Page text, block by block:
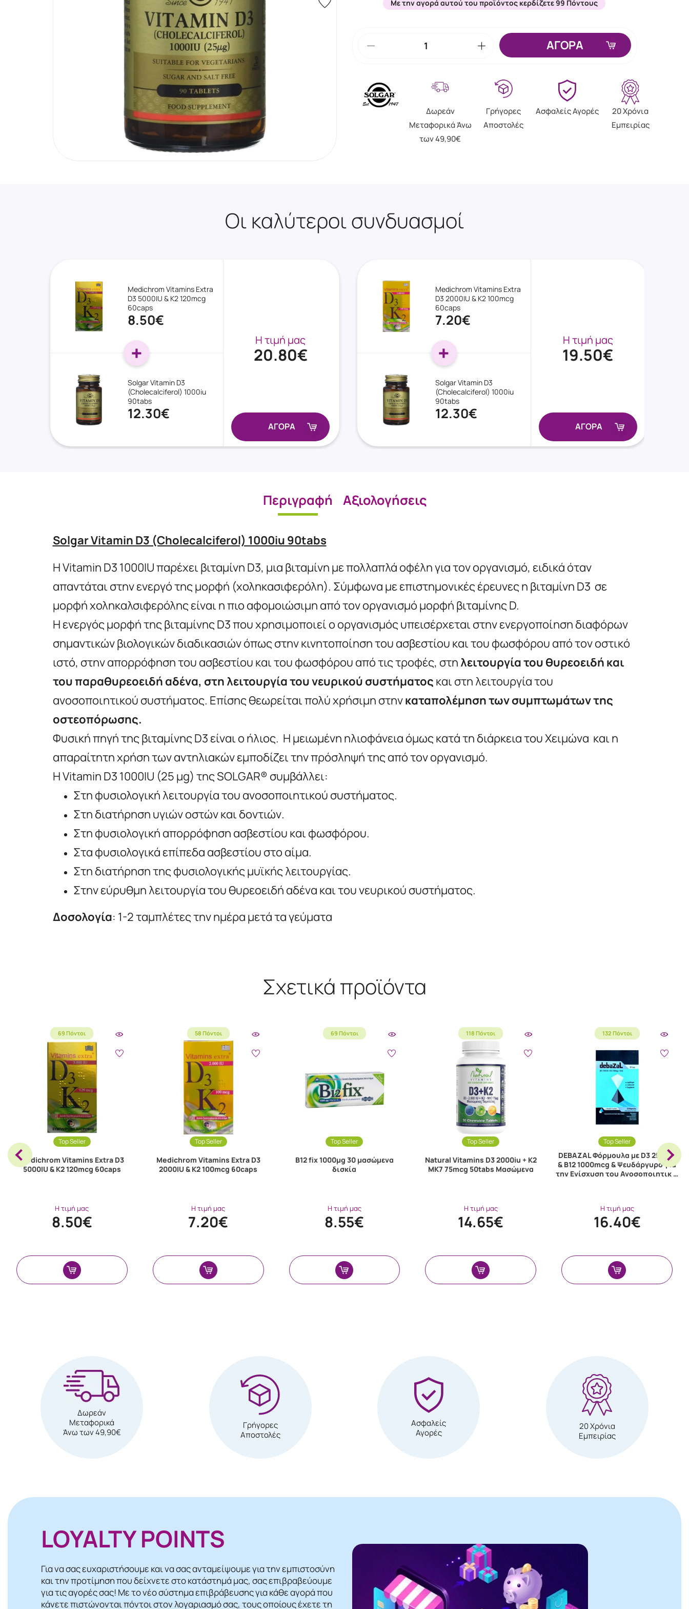
Με την αγορά αυτού του προϊόντος κερδίζετε 99 Πόντους
ΑΓΟΡΑ
Δωρεάν
Μεταφορικά Άνω
των 49,90€
Γρήγορες
Αποστολές
Ασφαλείς Αγορές
20 Χρόνια
Εμπειρίας
Οι καλύτεροι συνδυασμοί
Medichrom Vitamins Extra
D3 5000IU & K2 120mcg
60caps
8.50€
Solgar Vitamin D3
(Cholecalciferol) 1000iu
90tabs
12.30€
Η τιμή μας
20.80€
ΑΓΟΡΑ
Medichrom Vitamins Extra
D3 2000IU & K2 100mcg
60caps
7.20€
Solgar Vitamin D3
(Cholecalciferol) 1000iu
90tabs
12.30€
Η τιμή μας
19.50€
ΑΓΟΡΑ
Περιγραφή Αξιολογήσεις
Solgar Vitamin D3 (Cholecalciferol) 1000iu 90tabs
Η Vitamin D3 1000IU παρέχει βιταμίνη D3, μια βιταμίνη με πολλαπλά οφέλη για τον οργανισμό, ειδικά όταν
απαντάται στην ενεργό της μορφή (χοληκασιφερόλη). Σύμφωνα με επιστημονικές έρευνες η βιταμίνη D3 σε
μορφή χοληκαλσιφερόλης είναι η πιο αφομοιώσιμη από τον οργανισμό μορφή βιταμίνης D.
Η ενεργός μορφή της βιταμίνης D3 που χρησιμοποιεί ο οργανισμός υπεισέρχεται στην ενεργοποίηση διαφόρων
σημαντικών βιολογικών διαδικασιών όπως στην κινητοποίηση του ασβεστίου και του φωσφόρου από τον οστικό
ιστό, στην απορρόφηση του ασβεστίου και του φωσφόρου από τις τροφές, στη λειτουργία του θυρεοειδή και
του παραθυρεοειδή αδένα, στη λειτουργία του νευρικού συστήματος και στη λειτουργία του
ανοσοποιητικού συστήματος. Επίσης θεωρείται πολύ χρήσιμη στηνκαταπολέμηση των συμπτωμάτων της
οστεοπόρωσης.
Φυσική πηγή της βιταμίνης D3 είναι ο ήλιος. Η μειωμένη ηλιοφάνεια όμως κατά τη διάρκεια του Χειμώνα και η
απαραίτητη χρήση των αντηλιακών εμποδίζει την πρόσληψή της από τον οργανισμό.
Η Vitamin D3 1000IU (25 µg) της SOLGAR® συμβάλλει:
Στη φυσιολογική λειτουργία του ανοσοποιητικού συστήματος.
Στη διατήρηση υγιών οστών και δοντιών.
Στη φυσιολογική απορρόφηση ασβεστίου και φωσφόρου.
Στα φυσιολογικά επίπεδα ασβεστίου στο αίμα.
Στη διατήρηση της φυσιολογικής μυϊκής λειτουργίας.
Στην εύρυθμη λειτουργία του θυρεοειδή αδένα και του νευρικού συστήματος.
Δοσολογία: 1-2 ταμπλέτες την ημέρα μετά τα γεύματα
Σχετικά προϊόντα
69 Πόντοι
Top Seller
Medichrom Vitamins Extra D3
5000IU & K2 120mcg 60caps
Η τιμή μας
8.50€
58 Πόντοι
Top Seller
Medichrom Vitamins Extra D3
2000IU & K2 100mcg 60caps
Η τιμή μας
7.20€
69 Πόντοι
Top Seller
B12 fix 1000μg 30 μασώμενα
δισκία
Η τιμή μας
8.55€
118 Πόντοι
Top Seller
Natural Vitamins D3 2000iu + K2
MK7 75mcg 50tabs Μασώμενα
Η τιμή μας
14.65€
132 Πόντοι
Top Seller
DEBAZAL Φόρμουλα με D3 2500iu
& B12 1000mcg & Ψευδάργυρο για
την Ενίσχυση του Ανοσοποιητικ …
Η τιμή μας
16.40€
Δωρεάν
Μεταφορικά
Άνω των 49,90€
Γρήγορες
Αποστολές
Ασφαλείς
Αγορές
20 Χρόνια
Εμπειρίας
LOYALTY POINTS
Για να σας ευχαριστήσουμε και να σας ανταμείψουμε για την εμπιστοσύνη
και την προτίμηση που δείχνετε στο κατάστημά μας, σας επιβραβεύουμε
για τις αγορές σας! Mε το νέο σύστημα επιβράβευσης για κάθε αγορά που
κάνετε πιστώνονται πόντοι στον λογαριασμό σας, τους οποίους έχετε τη